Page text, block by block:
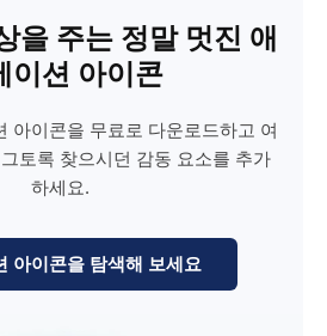
을 주는 정말 멋진 애
이션 아이콘
아이콘을 무료로 다운로드하고 여
토록 찾으시던 감동 요소를 추가
하세요.
아이콘을 탐색해 보세요